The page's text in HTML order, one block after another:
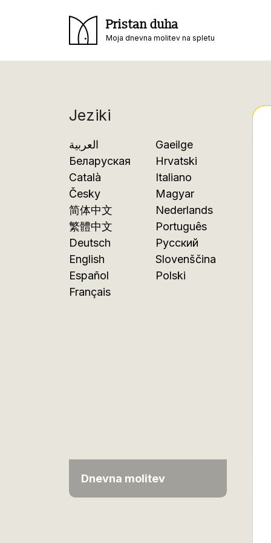
Pristan duha
Moja dnevna molitev na spletu
Jeziki
العربية
Беларуская
Català
Česky
简体中文
繁體中文
Deutsch
English
Español
Français
Gaeilge
Hrvatski
Italiano
Magyar
Nederlands
Português
Русский
Slovenščina
Polski
Dnevna molitev